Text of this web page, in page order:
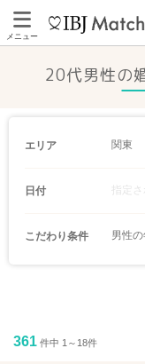
メニュー
20代男性の
エリア 関東
日付 指定
こだわり条件 男性
361 件中 1～18件